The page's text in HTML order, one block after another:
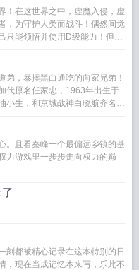
！在这世界之中，虚魔入侵，虚
，为守护人类而战斗！偶然间觉
只能领悟并使用D级能力！但他
弟，暴揍黑白通吃的向家兄弟！
代原名任家忠，1963年出生于
小生，和京城战神白晓航齐名，
。且看秦峰一个最偏远乡镇的基
力游戏里一步步走向权力的巅
刻都被精心记录在这本特别的日
，现在当成记忆本来写，乐此不